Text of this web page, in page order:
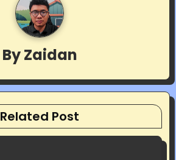
ByZaidan
Related Post